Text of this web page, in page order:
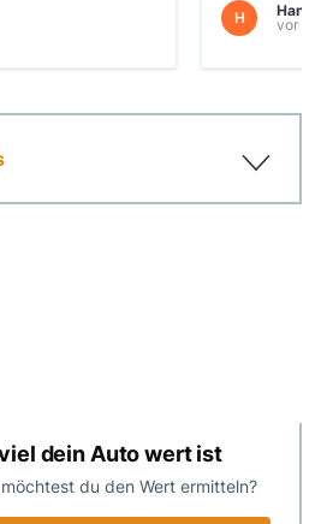
H
Hans
vor
zum Festpreis in 3
den Autoverkauf: diese
dein Auto wert ist
du den Wert ermitteln?